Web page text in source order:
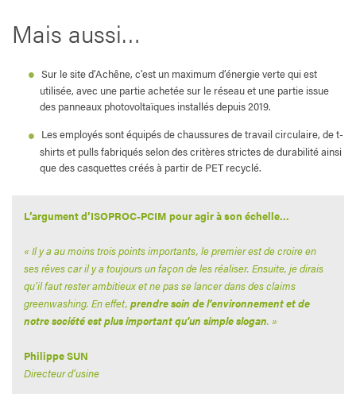
Mais aussi…
Sur le site d’Achêne, c’est un maximum d’énergie verte qui est
utilisée, avec une partie achetée sur le réseau et une partie issue
des panneaux photovoltaïques installés depuis 2019.
Les employés sont équipés de chaussures de travail circulaire, de t-
shirts et pulls fabriqués selon des critères strictes de durabilité ainsi
que des casquettes créés à partir de PET recyclé.
L’argument d’ISOPROC-PCIM pour agir à son échelle…
« Il y a au moins trois points importants, le premier est de croire en
ses rêves car il y a toujours un façon de les réaliser. Ensuite, je dirais
qu’il faut rester ambitieux et ne pas se lancer dans des claims
greenwashing. En effet, prendre soin de l’environnement et de
notre société est plus important qu’un simple slogan. »
Philippe SUN
Directeur d’usine